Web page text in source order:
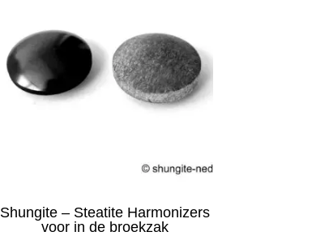
Shungite – Steatite Harmonizers
voor in de broekzak